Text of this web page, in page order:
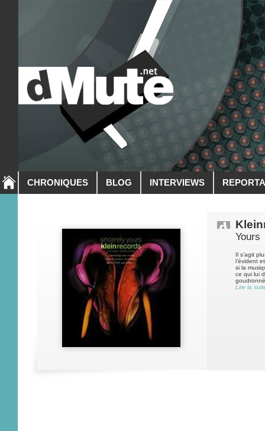
CHRONIQUES BLOG INTERVIEWS
Yours
Il s’agit
l’évident
si la
ce qui lui
Lire la